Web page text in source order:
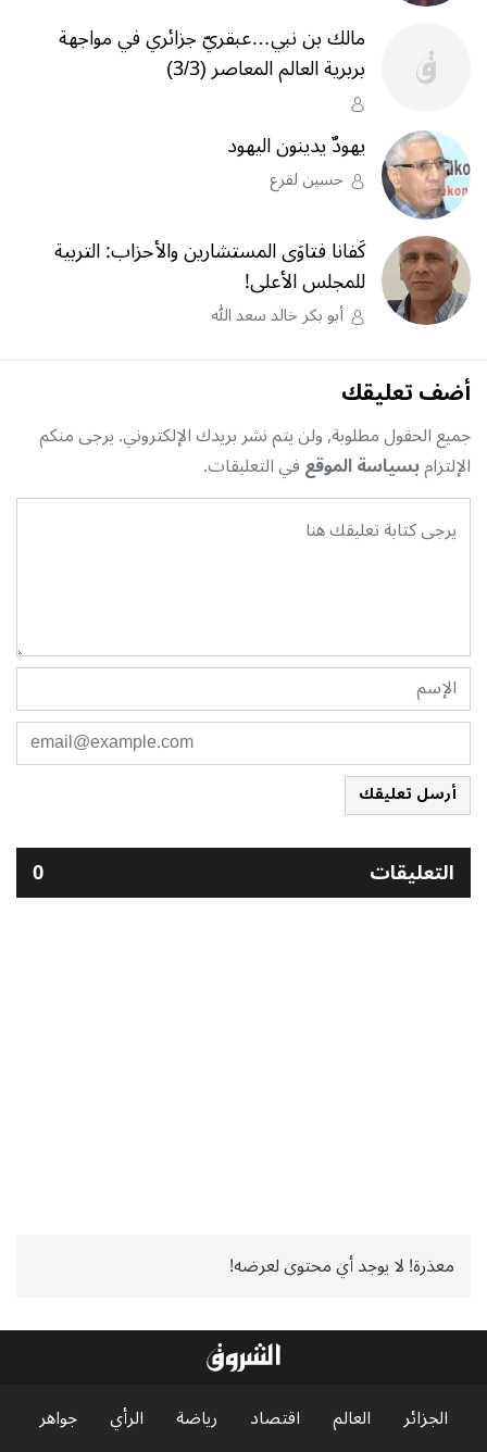
مالك بن نبي…عبقريّ جزائري في مواجهة
بربرية العالم المعاصر (3/3)
يهودٌ يدينون اليهود
حسين لقرع
كَفانا فتاوَى المستشارين والأحزاب: التربية
للمجلس الأعلى!
أبو بكر خالد سعد الله
أضف تعليقك
جميع الحقول مطلوبة, ولن يتم نشر بريدك الإلكتروني. يرجى منكم
الإلتزامبسياسة الموقعفي التعليقات.
أرسل تعليقك
التعليقات 0
معذرة! لا يوجد أي محتوى لعرضه!
الجزائر العالم اقتصاد رياضة الرأي
جواهر